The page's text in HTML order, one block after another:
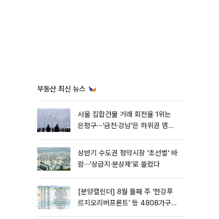
부동산 최신 뉴스
서울 집합건물 거래 회전율 1위는
은평구⋯'금천·강남'은 하위권 맴돌
상반기 수도권 청약시장 '초선별' 바
람⋯'상급지·분상제'로 쏠렸다
[분양캘린더] 8월 둘째 주 ‘한강푸
르지오리버프론트’ 등 4808가구